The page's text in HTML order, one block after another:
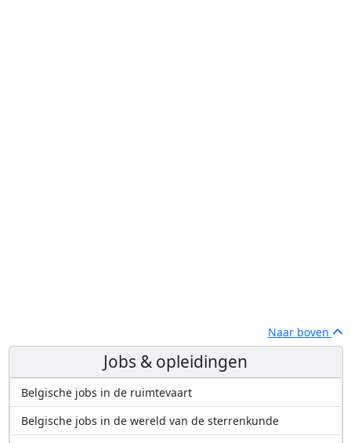
Naar boven
Jobs & opleidingen
Belgische jobs in de ruimtevaart
Belgische jobs in de wereld van de sterrenkunde